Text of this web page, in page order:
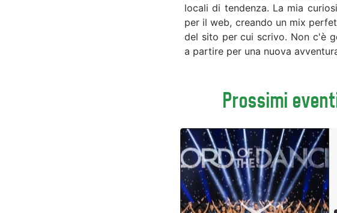
locali di tendenza. La mia
per il web, creando un mix
del sito per cui scrivo. Non c'è
a partire per una nuova
Prossimi